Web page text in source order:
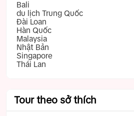
Bali
du lịch Trung Quốc
Đài Loan
Hàn Quốc
Malaysia
Nhật Bản
Singapore
Thái Lan
Tour theo sở thích